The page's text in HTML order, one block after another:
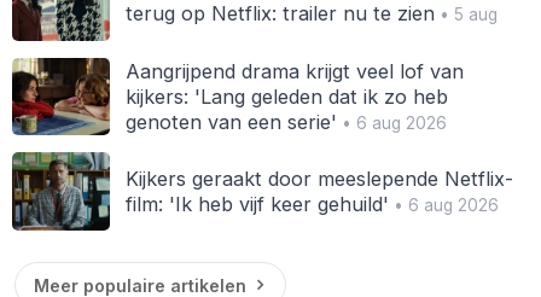
terug op Netflix: trailer nu te zien• 5 aug
Aangrijpend drama krijgt veel lof van
kijkers: 'Lang geleden dat ik zo heb
genoten van een serie' • 6 aug 2026
Kijkers geraakt door meeslepende Netflix-
film: 'Ik heb vijf keer gehuild' • 6 aug 2026
Meer populaire artikelen